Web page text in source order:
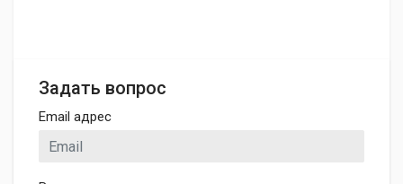
Задать вопрос
Email адрес